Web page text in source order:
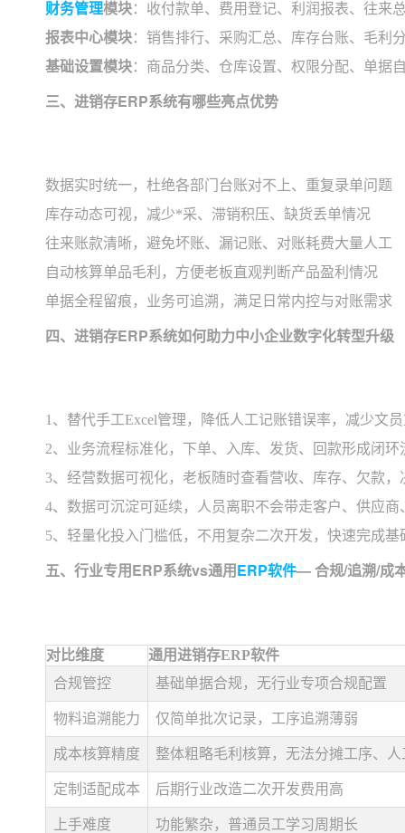
财务管理模块：收付款单、费用登记、利润报表、往来
报表中心模块：销售排行、采购汇总、库存台账、毛利
基础设置模块：商品分类、仓库设置、权限分配、单据
三、进销存ERP系统有哪些亮点优势
数据实时统一，杜绝各部门台账对不上、重复录单问题
库存动态可视，减少*采、滞销积压、缺货丢单情况
往来账款清晰，避免坏账、漏记账、对账耗费大量人工
自动核算单品毛利，方便老板直观判断产品盈利情况
单据全程留痕，业务可追溯，满足日常内控与对账需求
四、进销存ERP系统如何助力中小企业数字化转型升级
1、替代手工Excel管理，降低人工记账错误率，减少文
2、业务流程标准化，下单、入库、发货、回款形成闭
3、经营数据可视化，老板随时查看营收、库存、欠款
4、数据可沉淀可延续，人员离职不会带走客户、供应
5、轻量化投入门槛低，不用复杂二次开发，快速完成基
五、行业专用ERP系统vs通用ERP软件— 合规/追溯/成
对比维度
通用进销存ERP软件
合规管控
基础单据合规，无行业专项合规配置
物料追溯能力 仅简单批次记录，工序追溯薄弱
成本核算精度 整体粗略毛利核算，无法分摊工序、人
定制适配成本 后期行业改造二次开发费用高
上手难度 功能繁杂，普通员工学习周期长